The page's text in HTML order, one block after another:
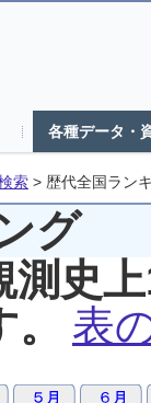
各種データ・
索 > 歴代全国ラン
グ
測史
表